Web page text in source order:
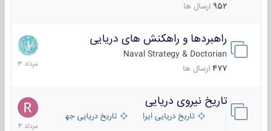
952 ارسال ها
راهبردها و راهکنش های دریایی
Naval Strategy & Doctorian
477 ارسال ها
2
مرداد
1403
تاریخ نیروی دریایی
تاریخ دریایی ایران تاریخ دریایی جهان
16
مرداد
1404